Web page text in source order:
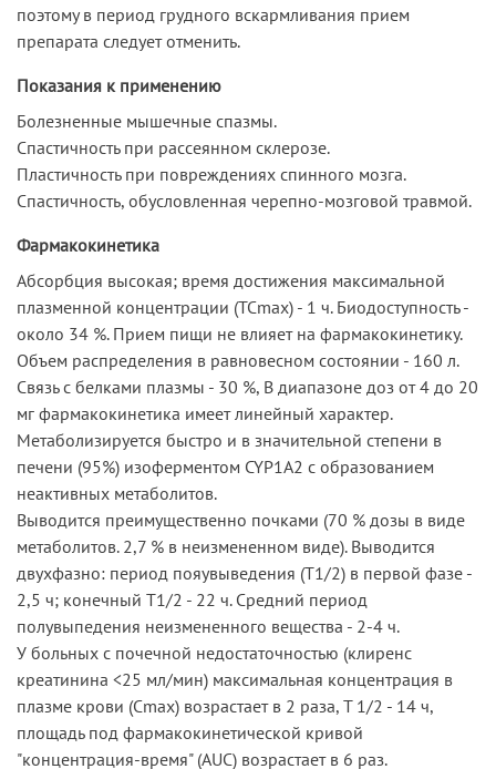
поэтому в период грудного вскармливания прием
препарата следует отменить.
Показания к применению
Болезненные мышечные спазмы.
Спастичность при рассеянном склерозе.
Пластичность при повреждениях спинного мозга.
Спастичность, обусловленная черепно-мозговой травмой.
Фармакокинетика
Абсорбция высокая; время достижения максимальной
плазменной концентрации (ТСmax) - 1 ч. Биодоступность -
около 34 %. Прием пищи не влияет на фармакокинетику.
Объем распределения в равновесном состоянии - 160 л.
Связь с белками плазмы - 30 %, В диапазоне доз от 4 до 20
мг фармакокинетика имеет линейный характер.
Метаболизируется быстро и в значительной степени в
печени (95%) изоферментом CYP1A2 с образованием
неактивных метаболитов.
Выводится преимущественно почками (70 % дозы в виде
метаболитов. 2,7 % в неизмененном виде). Выводится
двухфазно: период пояувыведения (Т1/2) в первой фазе -
2,5 ч; конечный Т1/2 - 22 ч. Средний период
полувыпедения неизмененного вещества - 2-4 ч.
У больных с почечной недостаточностью (клиренс
креатинина <25 мл/мин) максимальная концентрация в
плазме крови (Сmax) возрастает в 2 раза, T 1/2 - 14 ч,
площадь под фармакокинетической кривой
"концентрация-время" (AUC) возрастает в 6 раз.